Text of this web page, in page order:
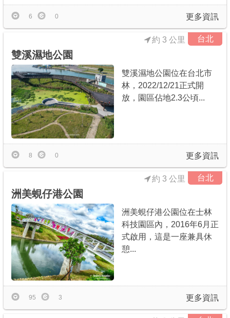
更多資訊
6 0
台北
雙溪濕地公園
約 3 公里
雙溪濕地公園位在台北市
林，2022/12/21正式開
放，園區佔地2.3公頃...
更多資訊
8 0
台北
洲美蜆仔港公園
約 3 公里
洲美蜆仔港公園位在士林
科技園區內，2016年6月正
式啟用，這是一座兼具休
憩...
更多資訊
95 3